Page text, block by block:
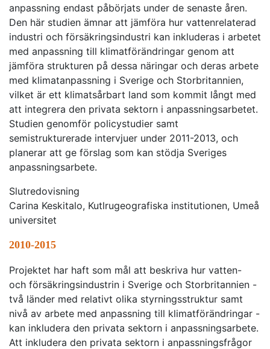
anpassning endast påbörjats under de senaste åren.
Den här studien ämnar att jämföra hur vattenrelaterad
industri och försäkringsindustri kan inkluderas i arbetet
med anpassning till klimatförändringar genom att
jämföra strukturen på dessa näringar och deras arbete
med klimatanpassning i Sverige och Storbritannien,
vilket är ett klimatsårbart land som kommit långt med
att integrera den privata sektorn i anpassningsarbetet.
Studien genomför policystudier samt
semistrukturerade intervjuer under 2011-2013, och
planerar att ge förslag som kan stödja Sveriges
anpassningsarbete.
Slutredovisning
Carina Keskitalo, Kutlrugeografiska institutionen, Umeå
universitet
2010-2015
Projektet har haft som mål att beskriva hur vatten-
och försäkringsindustrin i Sverige och Storbritannien -
två länder med relativt olika styrningsstruktur samt
nivå av arbete med anpassning till klimatförändringar -
kan inkludera den privata sektorn i anpassningsarbete.
Att inkludera den privata sektorn i anpassningsfrågor